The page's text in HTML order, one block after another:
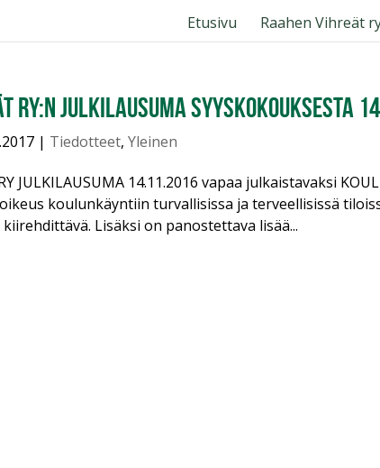
Etusivu Raahen Vihreät
ry:n julkilausuma syyskokouksesta
| Tiedotteet,Yleinen
JULKILAUSUMA 14.11.2016 vapaa julkaistavaksi
koulunkäyntiin turvallisissa ja terveellisissä
Lisäksi on panostettava lisää...